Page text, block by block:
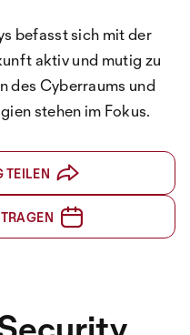
befasst sich mit der
aktiv und mutig zu
des Cyberraums und
stehen im Fokus.
TEILEN